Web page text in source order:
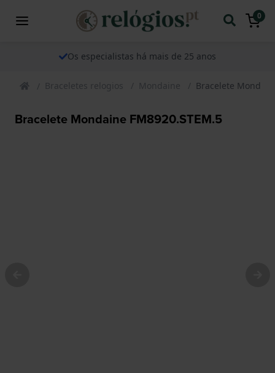
0
Os especialistas há mais de 25 anos
Braceletes relogios Mondaine Bracelete
Bracelete Mondaine FM8920.STEM.5